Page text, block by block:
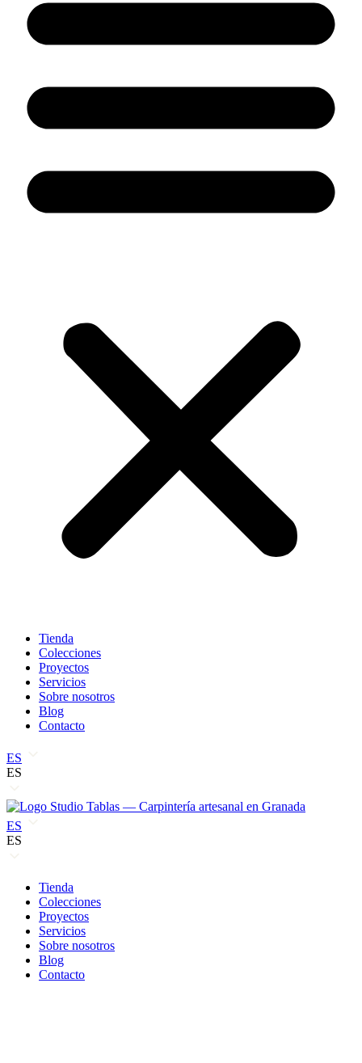
Tienda
Colecciones
Proyectos
Servicios
Sobre nosotros
Blog
Contacto
ES
ES
ES
ES
Tienda
Colecciones
Proyectos
Servicios
Sobre nosotros
Blog
Contacto